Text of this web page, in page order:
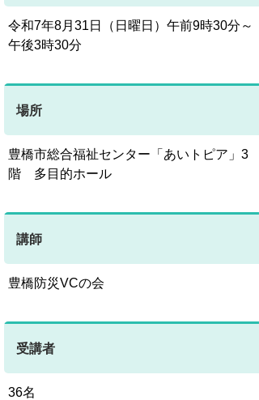
令和7年8月31日（日曜日）午前9時30分～
午後3時30分
場所
豊橋市総合福祉センター「あいトピア」3
階 多目的ホール
講師
豊橋防災VCの会
受講者
36名